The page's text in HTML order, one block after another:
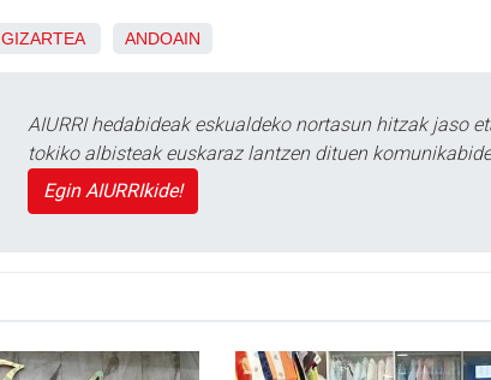
GIZARTEA ANDOAIN
AIURRI hedabideak eskualdeko nortasun hitzak jaso
tokiko albisteak euskaraz lantzen dituen
Egin AIURRIkide!